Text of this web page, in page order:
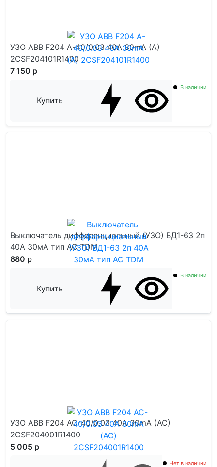
УЗО ABB F204 A-40/0.03 40А 30mA (А)
2CSF204101R1400
7 150 р
Купить
В наличии
Выключатель дифференциальный (УЗО) ВД1-63 2п
40А 30мА тип AC TDM
880 р
Купить
В наличии
УЗО ABB F204 AC-40/0.03 40А 30mA (АС)
2CSF204001R1400
5 005 р
Нет в наличии